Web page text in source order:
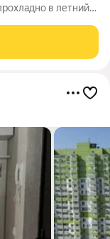
в летний
в прихожей, на